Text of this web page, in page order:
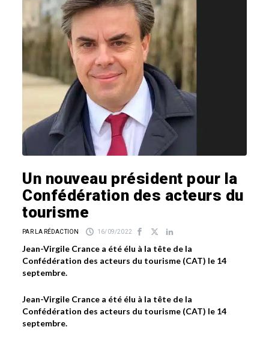
Un nouveau président pour la
Confédération des acteurs du
tourisme
PAR LA RÉDACTION 16/09/2022
Jean-Virgile Crance a été élu à la tête de la
Confédération des acteurs du tourisme (CAT) le 14
septembre.
Jean-Virgile Crance a été élu à la tête de la
Confédération des acteurs du tourisme (CAT) le 14
septembre.